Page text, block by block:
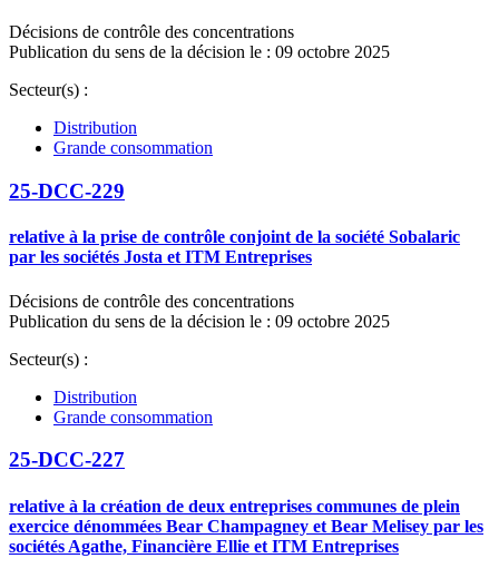
Décisions de contrôle des concentrations
Publication du sens de la décision le : 09 octobre 2025
Secteur(s) :
Distribution
Grande consommation
25-DCC-229
relative à la prise de contrôle conjoint de la société Sobalaric
par les sociétés Josta et ITM Entreprises
Décisions de contrôle des concentrations
Publication du sens de la décision le : 09 octobre 2025
Secteur(s) :
Distribution
Grande consommation
25-DCC-227
relative à la création de deux entreprises communes de plein
exercice dénommées Bear Champagney et Bear Melisey par les
sociétés Agathe, Financière Ellie et ITM Entreprises